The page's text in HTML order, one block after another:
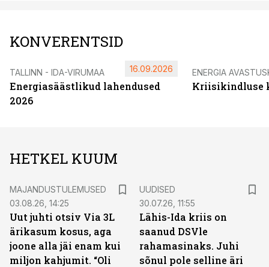
KONVERENTSID
TALLINN - IDA-VIRUMAA
Energiasäästlikud lahendused
2026
16.09.2026 ENERGIA
Kriisikindluse
HETKEL KUUM
MAJANDUSTULEMUSED
03.08.26, 14:25
Uut juhti otsiv Via 3L
ärikasum kosus, aga
joone alla jäi enam kui
miljon kahjumit. “Oli
UUDISED
30.07.26, 11:55
Lähis-Ida kriis on
saanud DSVle
rahamasinaks. Juhi
sõnul pole selline äri